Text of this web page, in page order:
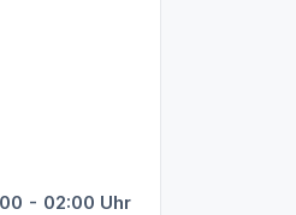
- 02:00 Uhr